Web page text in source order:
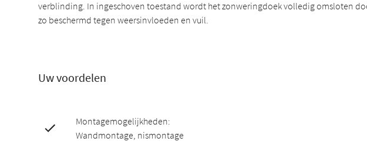
verblinding. In ingeschoven toestand wordt het zonweringdoek volledig omsloten
zo beschermd tegen weersinvloeden en vuil.
Uw voordelen
Montagemogelijkheden:
Wandmontage, nismontage